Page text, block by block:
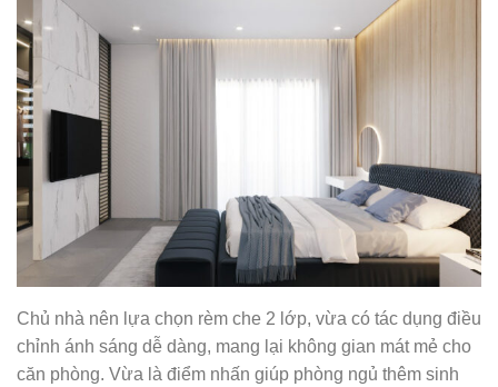
Chủ nhà nên lựa chọn rèm che 2 lớp, vừa có tác dụng điều
chỉnh ánh sáng dễ dàng, mang lại không gian mát mẻ cho
căn phòng. Vừa là điểm nhấn giúp phòng ngủ thêm sinh